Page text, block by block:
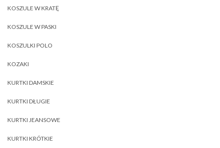
KOSZULE W KRATĘ
KOSZULE W PASKI
KOSZULKI POLO
KOZAKI
KURTKI DAMSKIE
KURTKI DŁUGIE
KURTKI JEANSOWE
KURTKI KRÓTKIE